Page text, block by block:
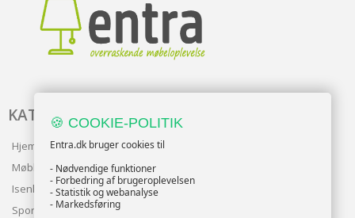
KATALOG
Hjem & Have
Møbler
Isenkram
Sport
🍪 COOKIE-POLITIK
Entra.dk bruger cookies til
- Nødvendige funktioner
- Forbedring af brugeroplevelsen
- Statistik og webanalyse
- Markedsføring